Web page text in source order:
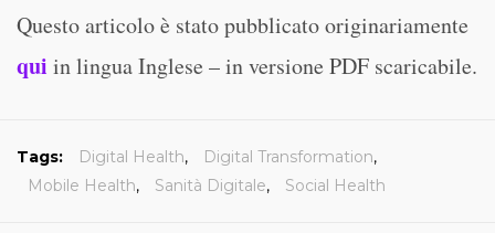
Questo articolo è stato pubblicato originariamente
qui in lingua Inglese – in versione PDF scaricabile.
Tags: Digital Health, Digital Transformation,
Mobile Health, Sanità Digitale, Social Health